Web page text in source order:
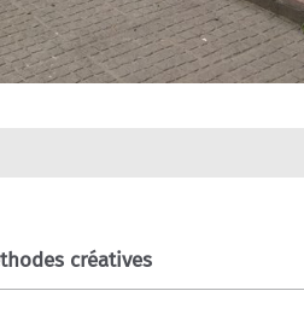
créatives